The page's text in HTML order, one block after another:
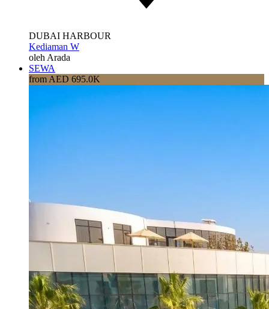
DUBAI HARBOUR
Kediaman W
oleh Arada
SEWA
from AED 695.0K